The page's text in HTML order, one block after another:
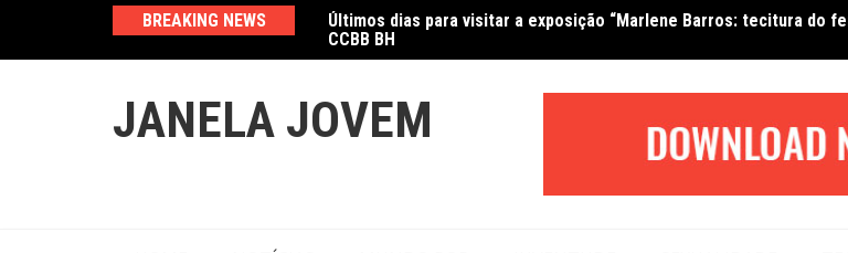
o
BREAKING NEWS
CCBB BH
Amanda Mangili transforma beleza e inclusão em conexão real nas
JANELA JOVEM